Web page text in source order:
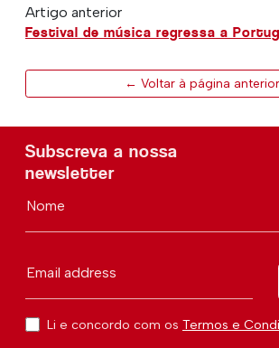
Artigo anterior
Festival de música regressa a
← Voltar à página anterior
Subscreva a nossa
newsletter
Nome
Email address
Li e concordo com os Termos e